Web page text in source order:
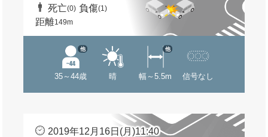
死亡(0) 負傷(1)
距離149m
35～44歳
他
晴 幅～5.5m
他
信号なし
2019年12月16日(月)11:40